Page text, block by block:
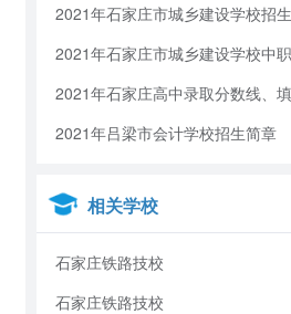
2021年石家庄市城乡建设学校招
2021年石家庄市城乡建设学校中
2021年吕梁市会计学校招生简章
相关学校
石家庄铁路技校
石家庄铁路技校